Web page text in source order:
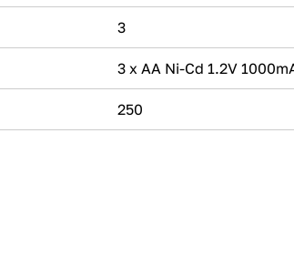
3
3 х АА Ni-Cd 1.2V
250